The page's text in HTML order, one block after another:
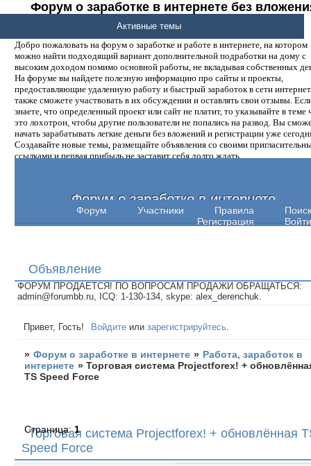
Форум о заработке в интернете без
денег.
Добро пожаловать на форум о заработке и работе в интернете, на котором
можно найти подходящий вариант дополнительной подработки на дому с
высоким доходом помимо основной работы, не вкладывая собственных
На форуме вы найдете полезную информацию про сайты и проекты,
предоставляющие удаленную работу и быстрый заработок в сети
также сможете участвовать в их обсуждении и оставлять свои отзывы.
знаете, что определенный проект или сайт не платит, то указывайте в теме
это лохотрон, чтобы другие пользователи не попались на развод. Вы
начать зарабатывать легкие деньги без вложений и регистрации уже
Создавайте новые темы, размещайте объявления со своими
ссылками и первая прибыль не заставит себя долго ждать.
Форум о заработке в интернете
Форум Участники Правила
Поиск
Регистрация
Войти
Активные темы
Объявление
ФОРУМ ПРОДАЕТСЯ! ПО ВОПРОСАМ ПРОДАЖИ ОБРАЩАТЬСЯ:
admin@forumbb.ru, ICQ: 1-130-134, skype: alex_derenchuk.
Привет, Гость! Войдите илизарегистрируйтесь
» Форум о заработке в интернете » Работа, заработок в
интернете »Торговая система Projectforex! +
ТS Speed Force
Торговая система Projectforex! + обновлённая
Speed Force
Страница:1